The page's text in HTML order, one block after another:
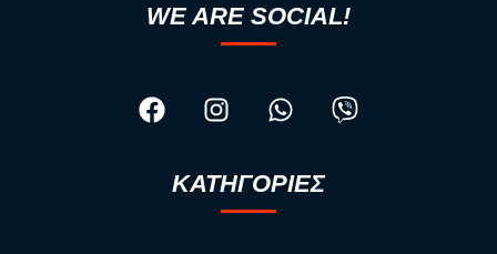
WE ARE SOCIAL!
ΚΑΤΗΓΟΡΙΕΣ